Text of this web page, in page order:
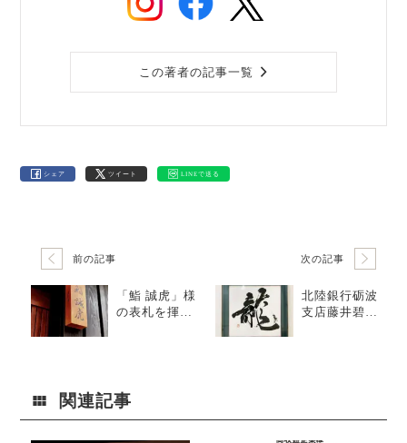
この著者の記事一覧
シェア ツイート LINEで送る
前の記事
「鮨 誠虎」様
の表札を揮毫
次の記事
北陸銀行砺波
支店藤井碧峰
関連記事